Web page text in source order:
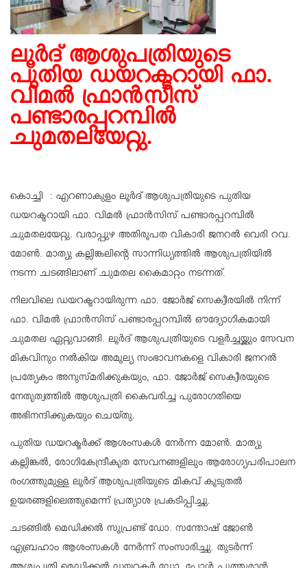
ലൂർദ് ആശുപത്രിയുടെ
പുതിയ ഡയറക്ടറായി ഫാ.
വിമൽ ഫ്രാൻസിസ്
പണ്ടാരപ്പറമ്പിൽ
ചുമതലയേറ്റു.
കൊച്ചി : എറണാകുളം ലൂർദ് ആശുപത്രിയുടെ പുതിയ
ഡയറക്ടറായി ഫാ. വിമൽ ഫ്രാൻസിസ് പണ്ടാരപ്പറമ്പിൽ
ചുമതലയേറ്റു. വരാപ്പുഴ അതിരൂപത വികാരി ജനറൽ വെരി റവ.
മോൺ. മാത്യു കല്ലിങ്കലിന്റെ സാന്നിധ്യത്തിൽ ആശുപത്രിയിൽ
നടന്ന ചടങ്ങിലാണ് ചുമതല കൈമാറ്റം നടന്നത്.
നിലവിലെ ഡയറക്ടറായിരുന്ന ഫാ. ജോർജ് സെക്വീരയിൽ നിന്ന്
ഫാ. വിമൽ ഫ്രാൻസിസ് പണ്ടാരപ്പറമ്പിൽ ഔദ്യോഗികമായി
ചുമതല ഏറ്റുവാങ്ങി. ലൂർദ് ആശുപത്രിയുടെ വളർച്ചയ്ക്കും സേവന
മികവിനും നൽകിയ അമൂല്യ സംഭാവനകളെ വികാരി ജനറൽ
പ്രത്യേകം അനുസ്മരിക്കുകയും, ഫാ. ജോർജ് സെക്വീരയുടെ
നേതൃത്വത്തിൽ ആശുപത്രി കൈവരിച്ച പുരോഗതിയെ
അഭിനന്ദിക്കുകയും ചെയ്തു.
പുതിയ ഡയറക്ടർക്ക് ആശംസകൾ നേർന്ന മോൺ. മാത്യു
കല്ലിങ്കൽ, രോഗികേന്ദ്രീകൃത സേവനങ്ങളിലും ആരോഗ്യപരിപാലന
രംഗത്തുമുള്ള ലൂർദ് ആശുപത്രിയുടെ മികവ് കൂടുതൽ
ഉയരങ്ങളിലെത്തുമെന്ന് പ്രത്യാശ പ്രകടിപ്പിച്ചു.
ചടങ്ങിൽ മെഡിക്കൽ സൂപ്രണ്ട് ഡോ. സന്തോഷ് ജോൺ
എബ്രഹാം ആശംസകൾ നേർന്ന് സംസാരിച്ചു. തുടർന്ന്